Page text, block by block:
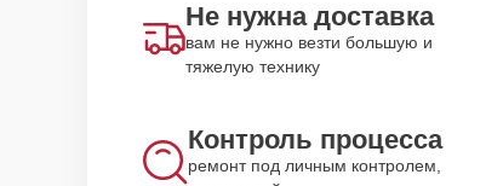
Не нужна доставка
вам не нужно везти большую и
тяжелую технику
Контроль процесса
ремонт под личным контролем,